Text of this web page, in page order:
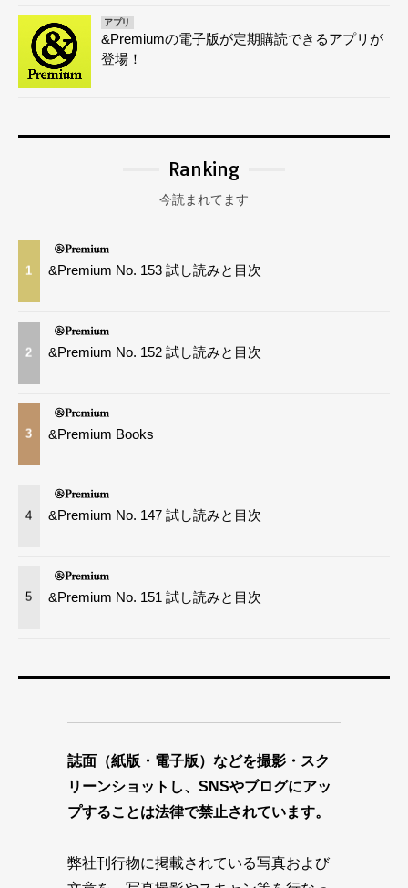
アプリ
&Premiumの電子版が定期購読できるアプリが
登場！
Ranking
今読まれてます
1 &Premium No. 153 試し読みと目次
2 &Premium No. 152 試し読みと目次
3 &Premium Books
4 &Premium No. 147 試し読みと目次
5 &Premium No. 151 試し読みと目次
誌面（紙版・電子版）などを撮影・スク
リーンショットし、SNSやブログにアッ
プすることは法律で禁止されています。
弊社刊行物に掲載されている写真および